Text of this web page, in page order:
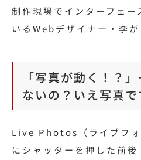
制作現場でインターフェー
いるWebデザイナー・李が
「写真が動く！？
ないの？いえ写真で
Live Photos（ライブフォ
にシャッターを押した前